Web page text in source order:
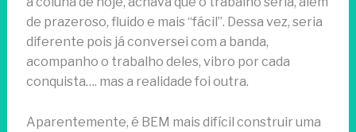
de prazeroso, fluido e mais “fácil”. Dessa vez, seria
diferente pois já conversei com a banda,
acompanho o trabalho deles, vibro por cada
conquista…. mas a realidade foi outra.
Aparentemente, é BEM mais difícil construir uma